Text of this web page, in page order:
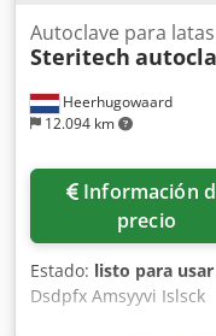
Heerhugowaard
12.094 km
Autoclave para latas
Steritech
Información de
precio
Estado: listo para
Dsdpfx Amsyyvi Islsck